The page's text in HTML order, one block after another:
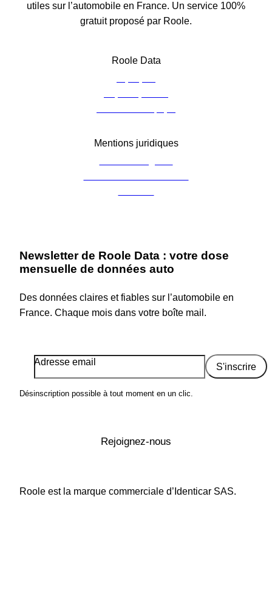
utiles sur l’automobile en France. Un service 100%
gratuit proposé par Roole.
Roole Data
Mentions juridiques
Newsletter de Roole Data : votre dose
mensuelle de données auto
Des données claires et fiables sur l’automobile en
France. Chaque mois dans votre boîte mail.
S'inscrire
Adresse email
Désinscription possible à tout moment en un clic.
Rejoignez-nous
Roole est la marque commerciale d’Identicar SAS.